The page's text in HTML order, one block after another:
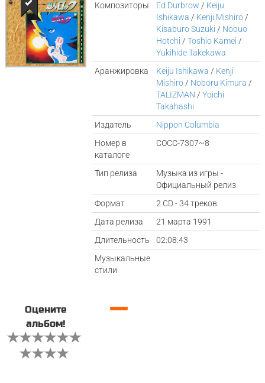
Композиторы Ed Durbrow / Keiju
Ishikawa / Kenji Mishiro /
Kisaburo Suzuki / Nobuo
Hotchi /Toshio Kamei /
Yukihide Takekawa
Аранжировка
Keiju Ishikawa / Kenji
Mishiro / Noboru Kimura /
TALIZMAN /Yoichi
Takahashi
Издатель
Nippon Columbia
Номер в
каталоге
COCC-7307~8
Тип релиза
Музыка из игры -
Официальный релиз
Формат
2 CD - 34 треков
Дата релиза
21 марта 1991
Длительность
02:08:43
Музыкальные
стили
Оцените
альбом!
—